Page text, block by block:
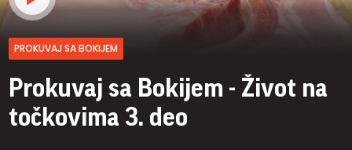
PROKUVAJ SA BOKIJEM
Prokuvaj sa Bokijem - Život na
točkovima 3. deo